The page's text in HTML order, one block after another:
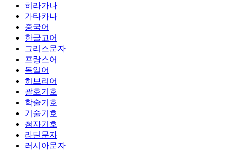
히라가나
가타카나
중국어
한글고어
그리스문자
프랑스어
독일어
히브리어
괄호기호
학술기호
기술기호
첨자기호
라틴문자
러시아문자